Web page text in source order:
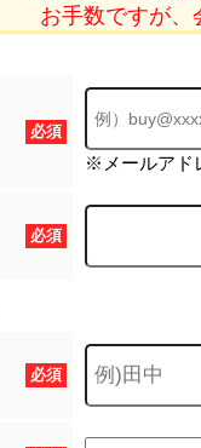
お手数ですが、
必須
※メールアド
必須
必須